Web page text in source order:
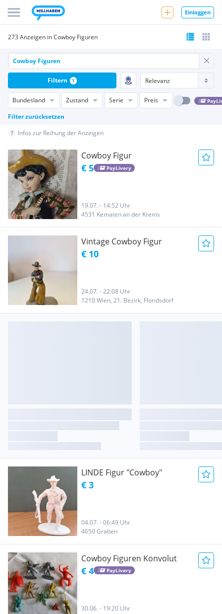
Einloggen
273 Anzeigen in Cowboy Figuren
Bundesland Zustand Serie Preis
Filter zurücksetzen
Filtern 1
Infos zur Reihung der Anzeigen
Cowboy Figur
€ 5 PayLivery
19.07. - 14:52 Uhr
4531 Kematen an der Krems
Vintage Cowboy Figur
€ 10
24.07. - 22:08 Uhr
1210 Wien, 21. Bezirk, Floridsdorf
LINDE Figur "Cowboy"
€ 3
04.07. - 06:49 Uhr
4650 Graben
Cowboy Figuren Konvolut
€ 4 PayLivery
30.06. - 19:20 Uhr